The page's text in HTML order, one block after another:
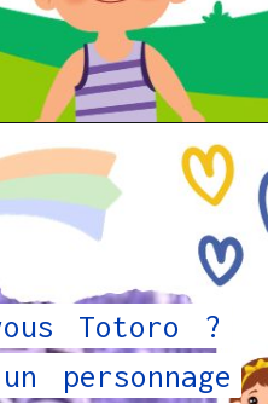
Totoro ?
personnage
Totoro ?
personnage